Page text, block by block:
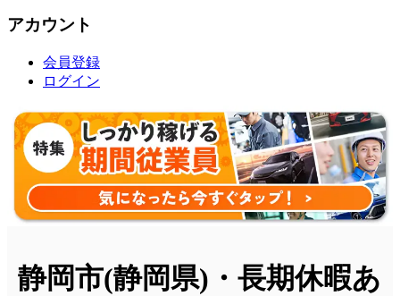
アカウント
会員登録
ログイン
静岡市(静岡県)・長期休暇あ